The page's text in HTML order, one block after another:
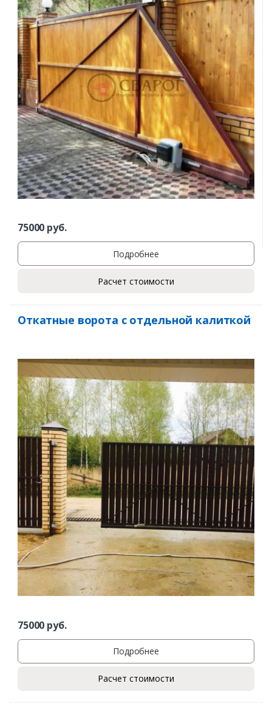
75000 руб.
Подробнее
Расчет стоимости
Откатные ворота с отдельной калиткой
75000 руб.
Подробнее
Расчет стоимости